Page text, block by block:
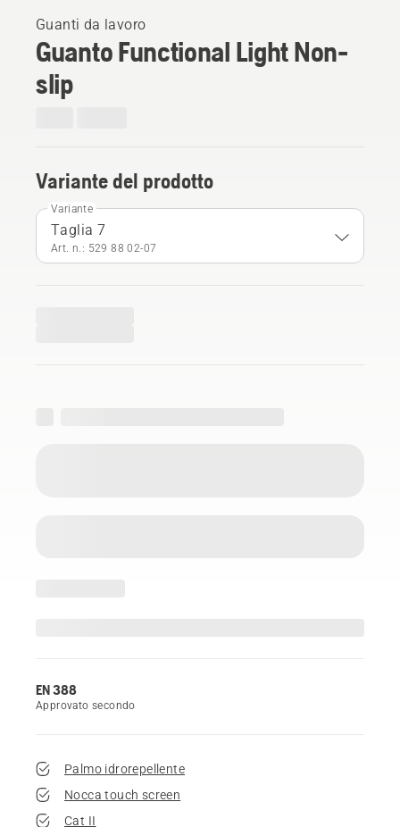
Guanti da lavoro
Guanto Functional Light Non-
slip
Variante del prodotto
Variante
Taglia 7
Art. n.: 529 88 02‑07
EN 388
Approvato secondo
Palmo idrorepellente
Nocca touch screen
Cat II